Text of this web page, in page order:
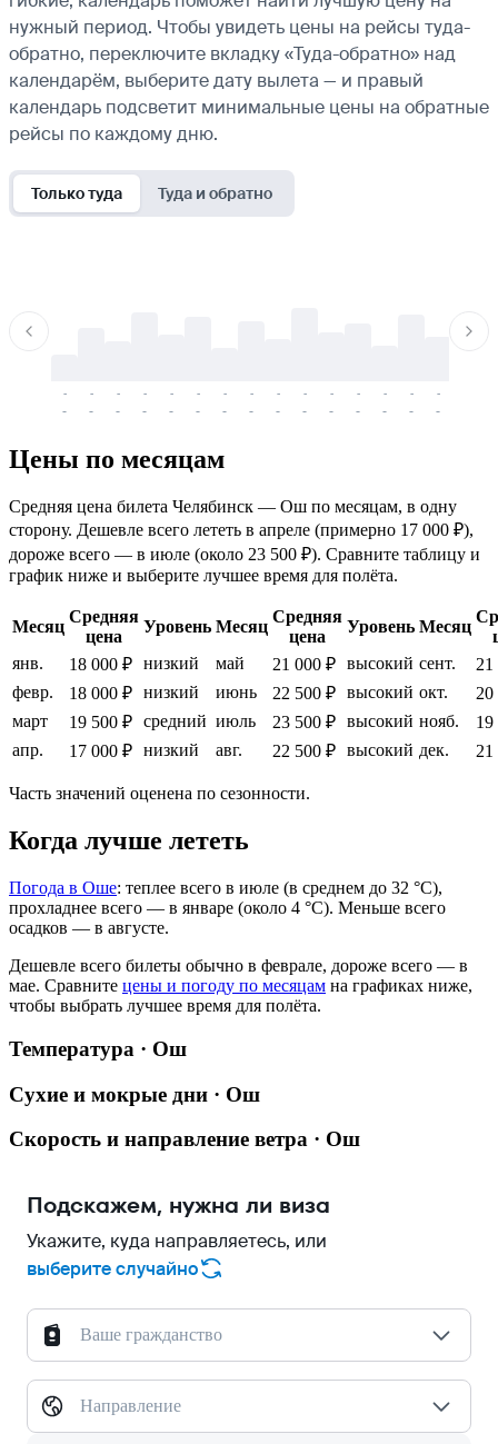
нужный период. Чтобы увидеть цены на рейсы туда-
обратно, переключите вкладку «Туда-обратно» над
календарём, выберите дату вылета — и правый
календарь подсветит минимальные цены на обратные
рейсы по каждому дню.
Только туда Туда и обратно
-
-
-
-
-
-
-
-
-
-
-
-
-
-
-
-
-
-
-
-
-
-
-
-
-
-
-
-
-
-
Цены по месяцам
Средняя цена билета Челябинск — Ош по месяцам, в одну
сторону. Дешевле всего лететь в апреле (примерно 17 000 ₽),
дороже всего — в июле (около 23 500 ₽). Сравните таблицу и
график ниже и выберите лучшее время для полёта.
Месяц
Средняя
цена
Уровень Месяц
Средняя
цена
Уровень Месяц
янв.
18 000 ₽ низкий май 21 000 ₽ высокий сент.
21
февр.
18 000 ₽ низкий июнь 22 500 ₽ высокий окт.
20
март
19 500 ₽ средний июль 23 500 ₽ высокий нояб.
19
апр.
17 000 ₽ низкий авг. 22 500 ₽ высокий дек. 21
Часть значений оценена по сезонности.
Когда лучше лететь
Погода в Оше: теплее всего в июле (в среднем до 32 °C),
прохладнее всего — в январе (около 4 °C). Меньше всего
осадков — в августе.
Дешевле всего билеты обычно в феврале, дороже всего — в
мае. Сравните цены и погоду по месяцам на графиках ниже,
чтобы выбрать лучшее время для полёта.
Температура · Ош
Сухие и мокрые дни · Ош
Скорость и направление ветра · Ош
Подскажем, нужна ли виза
Укажите, куда направляетесь, или
выберите случайно
Ваше гражданство
Направление